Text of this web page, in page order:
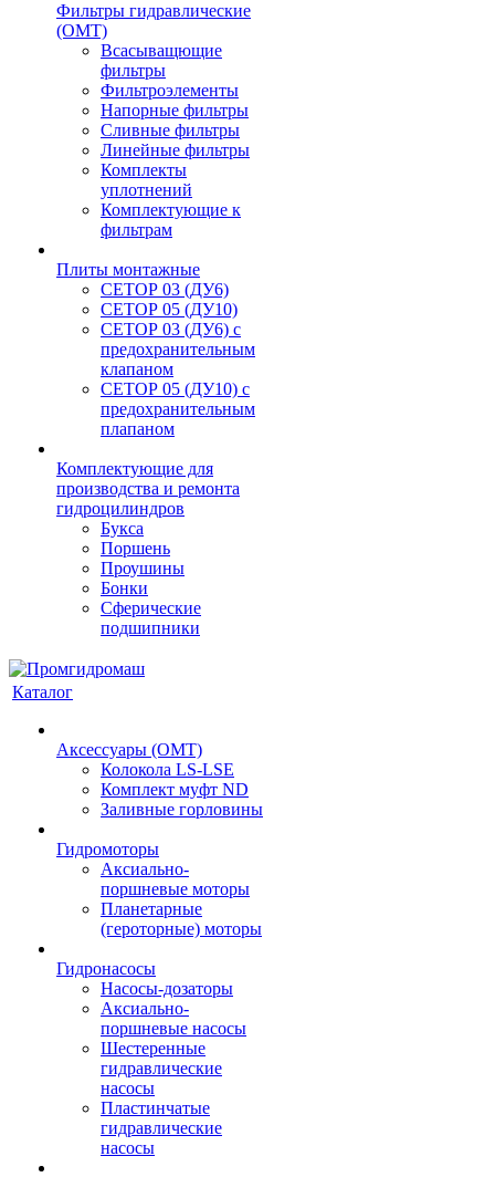
Фильтры гидравлические
(OMT)
Всасыващющие
фильтры
Фильтроэлементы
Напорные фильтры
Сливные фильтры
Линейные фильтры
Комплекты
уплотнений
Комплектующие к
фильтрам
Плиты монтажные
CЕТОР 03 (ДУ6)
CЕТОР 05 (ДУ10)
CЕТОР 03 (ДУ6) с
предохранительным
клапаном
CЕТОР 05 (ДУ10) с
предохранительным
плапаном
Комплектующие для
производства и ремонта
гидроцилиндров
Букса
Поршень
Проушины
Бонки
Сферические
подшипники
Каталог
Аксессуары (OMT)
Колокола LS-LSE
Комплект муфт ND
Заливные горловины
Гидромоторы
Аксиально-
поршневые моторы
Планетарные
(героторные) моторы
Гидронасосы
Насосы-дозаторы
Аксиально-
поршневые насосы
Шестеренные
гидравлические
насосы
Пластинчатые
гидравлические
насосы